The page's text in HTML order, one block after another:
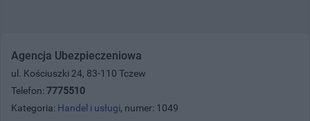
Agencja Ubezpieczeniowa
ul. Kościuszki 24, 83-110 Tczew
Telefon: 7775510
Kategoria: Handel i usługi, numer: 1049